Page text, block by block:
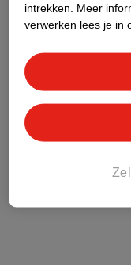
Over Kruidvat
intrekken.
Meer
verwerken lees je in